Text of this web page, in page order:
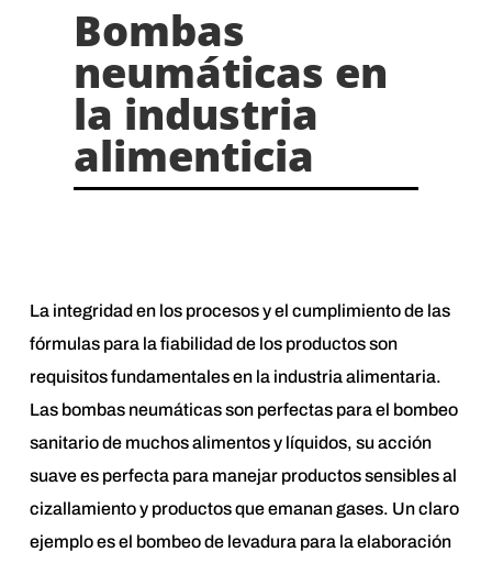
Bombas
neumáticas en
la industria
alimenticia
La integridad en los procesos y el cumplimiento de las
fórmulas para la fiabilidad de los productos son
requisitos fundamentales en la industria alimentaria.
Las bombas neumáticas son perfectas para el bombeo
sanitario de muchos alimentos y líquidos, su acción
suave es perfecta para manejar productos sensibles al
cizallamiento y productos que emanan gases. Un claro
ejemplo es el bombeo de levadura para la elaboración